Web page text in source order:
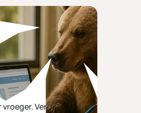
motor
Ver voor de tijd